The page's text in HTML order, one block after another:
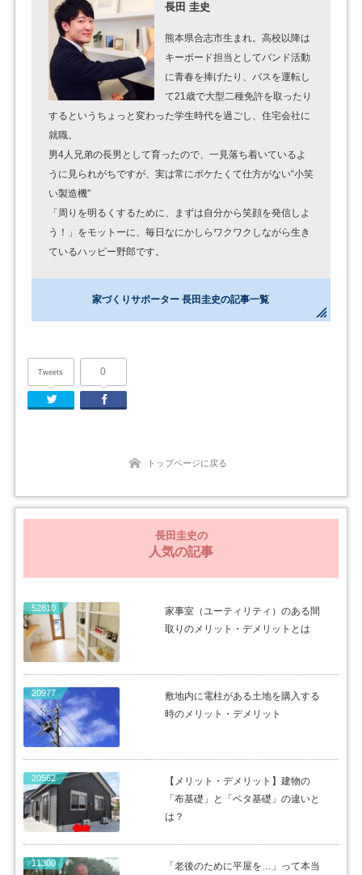
長田 圭史
熊本県合志市生まれ。高校以降は
キーボード担当としてバンド活動
に青春を捧げたり、バスを運転し
て21歳で大型二種免許を取ったり
するというちょっと変わった学生時代を過ごし、住宅会社に
就職。
男4人兄弟の長男として育ったので、一見落ち着いているよ
うに見られがちですが、実は常にボケたくて仕方がない“小笑
い製造機”
「周りを明るくするために、まずは自分から笑顔を発信しよ
う！」をモットーに、毎日なにかしらワクワクしながら生き
ているハッピー野郎です。
家づくりサポーター 長田圭史の記事一覧
Tweets
Twitter
0
トップページに戻る
長田圭史の
人気の記事
52810
家事室（ユーティリティ）のある間
取りのメリット・デメリットとは
20977
敷地内に電柱がある土地を購入する
時のメリット・デメリット
20562
【メリット・デメリット】建物の
「布基礎」と「ベタ基礎」の違いと
は？
11300
「老後のために平屋を…」って本当